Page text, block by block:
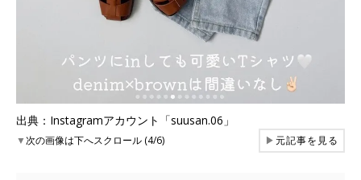
出典：Instagramアカウント「suusan.06」
▼次の画像は下へスクロール (4/6) ▶元記事を見る